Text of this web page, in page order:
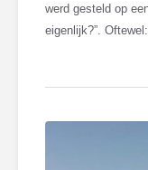
werd gesteld op
eigenlijk?”.